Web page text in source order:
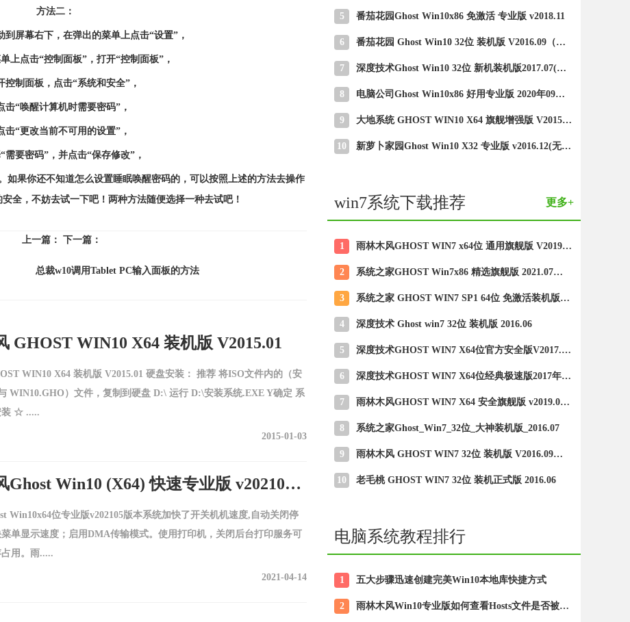
方法二：
屏幕右下，在弹出的菜单上点击“设置”，
点击“控制面板”，打开“控制面板”，
制面板，点击“系统和安全”，
“唤醒计算机时需要密码”，
“更改当前不可用的设置”，
要密码”，并点击“保存修改”，
果你还不知道怎么设置睡眠唤醒密码的，可以按照上述的方法去操作
全，不妨去试一下吧！两种方法随便选择一种去试吧！
上一篇： 下一篇：
总裁w10调用Tablet PC输入面板的方法
GHOST WIN10 X64 装机版 V2015.01
WIN10 X64 装机版 V2015.01 硬盘安装： 推荐 将ISO文件内的（安
WIN10.GHO）文件，复制到硬盘 D:\ 运行 D:\安装系统.EXE Y确定 系
装 ☆ .....
2015-01-03
雨林木风Ghost Win10 (X64) 快速专业版 v202105(完美激活)
Win10x64位专业版v202105版本系统加快了开关机机速度,自动关闭停
单显示速度；启用DMA传输模式。使用打印机，关闭后台打印服务可
用。雨.....
2021-04-14
5 番茄花园Ghost Win10x86 免激活 专业版 v2018.11
6 番茄花园 Ghost Win10 32位 装机版 V2016.09（无需激活）
7 深度技术Ghost Win10 32位 新机装机版2017.07(无需激活)
8 电脑公司Ghost Win10x86 好用专业版 2020年09月(完美激活)
9 大地系统 GHOST WIN10 X64 旗舰增强版 V2015.02
10 新萝卜家园Ghost Win10 X32 专业版 v2016.12(无需激活)
win7系统下载推荐 更多+
1 雨林木风GHOST WIN7 x64位 通用旗舰版 V2019年04月(自动激活)
2 系统之家GHOST Win7x86 精选旗舰版 2021.07月(自动激活)
3 系统之家 GHOST WIN7 SP1 64位 免激活装机版 2016.05
4 深度技术 Ghost win7 32位 装机版 2016.06
5 深度技术GHOST WIN7 X64位官方安全版V2017.03月(绝对激活)
6 深度技术GHOST WIN7 X64位经典极速版2017年02月(完美激活)
7 雨林木风GHOST WIN7 X64 安全旗舰版 v2019.02(免激活)
8 系统之家Ghost_Win7_32位_大神装机版_2016.07
9 雨林木风 GHOST WIN7 32位 装机版 V2016.09（免激活）
10 老毛桃 GHOST WIN7 32位 装机正式版 2016.06
电脑系统教程排行
1 五大步骤迅速创建完美Win10本地库快捷方式
2 雨林木风Win10专业版如何查看Hosts文件是否被篡改